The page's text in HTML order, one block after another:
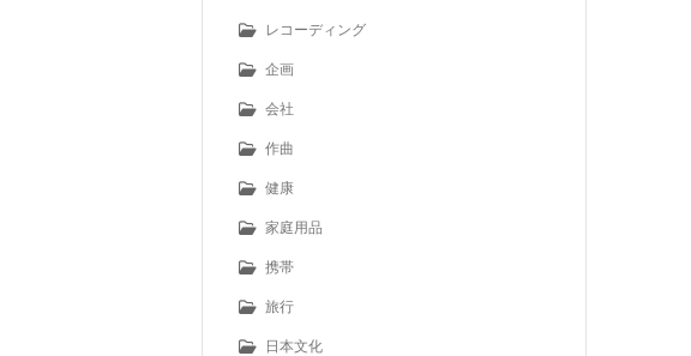
レコーディング
企画
会社
作曲
健康
家庭用品
携帯
旅行
日本文化